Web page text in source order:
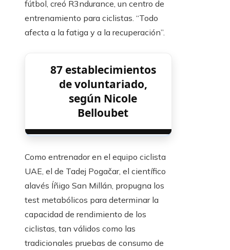
fútbol, creó R3ndurance, un centro de
entrenamiento para ciclistas. “Todo
afecta a la fatiga y a la recuperación”.
87 establecimientos
de voluntariado,
según Nicole
Belloubet
Como entrenador en el equipo ciclista
UAE, el de Tadej Pogačar, el científico
alavés Íñigo San Millán, propugna los
test metabólicos para determinar la
capacidad de rendimiento de los
ciclistas, tan válidos como las
tradicionales pruebas de consumo de